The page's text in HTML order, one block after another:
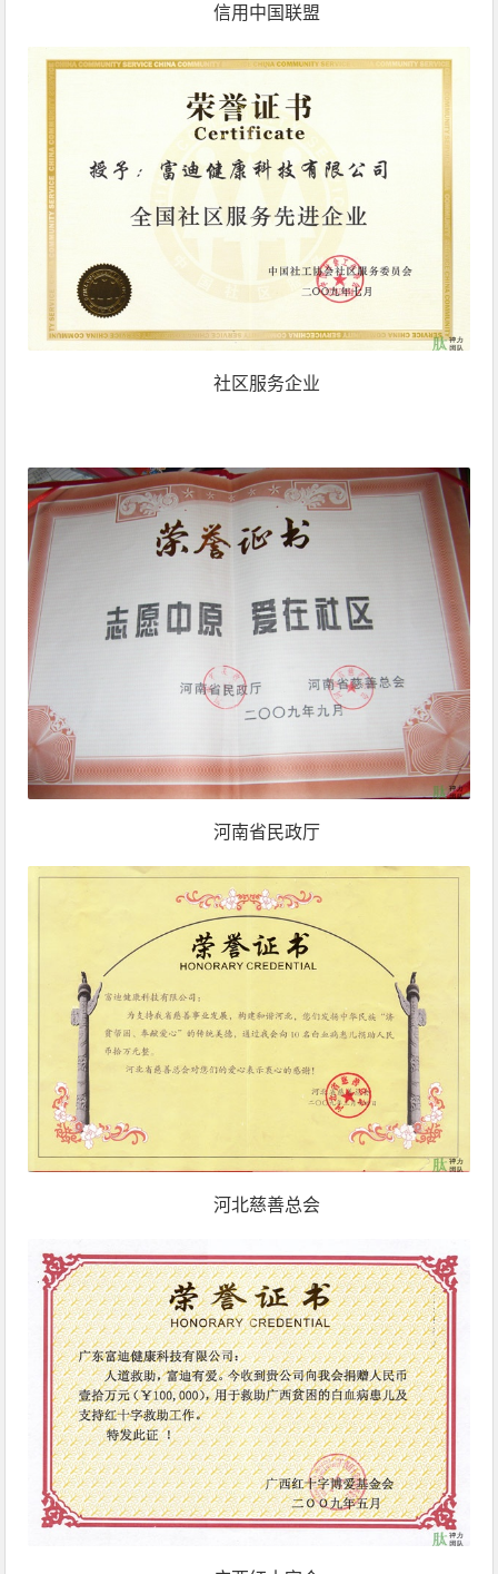
信用中国联盟
社区服务企业
河南省民政厅
河北慈善总会